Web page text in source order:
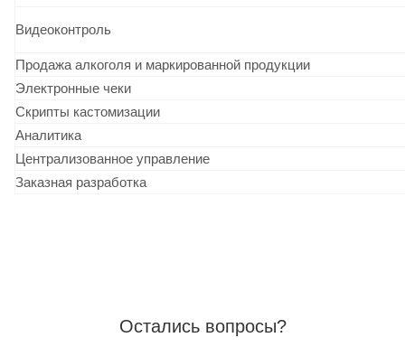
Видеоконтроль
Продажа алкоголя и маркированной продукции
Электронные чеки
Скрипты кастомизации
Аналитика
Централизованное управление
Заказная разработка
Остались вопросы?